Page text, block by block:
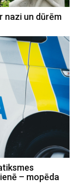
nazi un dūrēm
– mopēda